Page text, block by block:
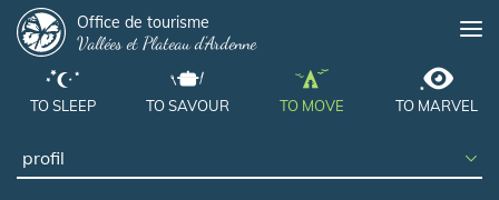
to
content
Office de tourisme
Vallées et Plateau d'Ardenne
TO SLEEP TO SAVOUR TO MOVE TO MARVEL
Panneau de gestion des cookies